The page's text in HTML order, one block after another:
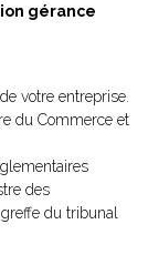
gérance
votre entreprise.
du Commerce et
des
du tribunal